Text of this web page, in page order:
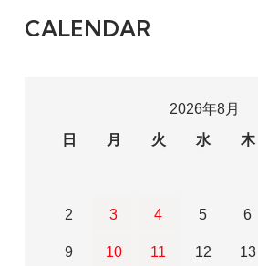
CALENDAR
2026年8月
日
月 火 水 木
2 3 4 5 6
9 10 11 12 13